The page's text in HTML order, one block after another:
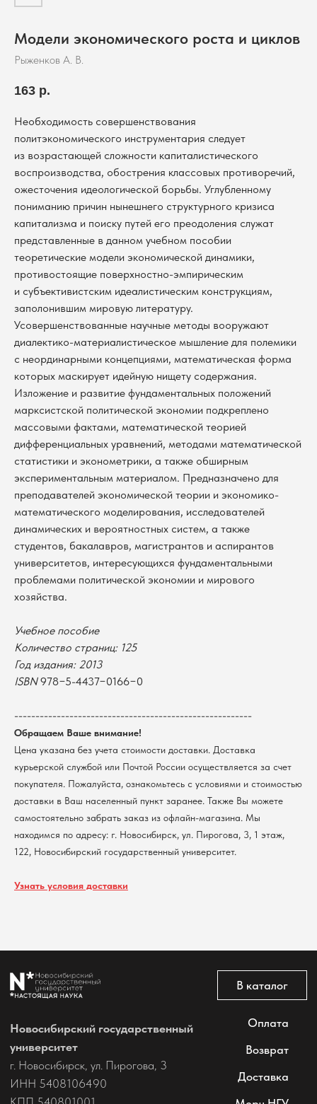
Модели экономического роста и циклов
Рыженков А. В.
163 р.
Необходимость совершенствования
политэкономического инструментария следует
из возрастающей сложности капиталистического
воспроизводства, обострения классовых противоречий,
ожесточения идеологической борьбы. Углубленному
пониманию причин нынешнего структурного кризиса
капитализма и поиску путей его преодоления служат
представленные в данном учебном пособии
теоретические модели экономической динамики,
противостоящие поверхностно-эмпирическим
и субъективистским идеалистическим конструкциям,
заполонившим мировую литературу.
Усовершенствованные научные методы вооружают
диалектико-материалистическое мышление для полемики
с неординарными концепциями, математическая форма
которых маскирует идейную нищету содержания.
Изложение и развитие фундаментальных положений
марксистской политической экономии подкреплено
массовыми фактами, математической теорией
дифференциальных уравнений, методами математической
статистики и эконометрики, а также обширным
экспериментальным материалом. Предназначено для
преподавателей экономической теории и экономико-
математического моделирования, исследователей
динамических и вероятностных систем, а также
студентов, бакалавров, магистрантов и аспирантов
университетов, интересующихся фундаментальными
проблемами политической экономии и мирового
хозяйства.
Учебное пособие
Количество страниц: 125
Год издания: 2013
ISBN978−5-4437−0166−0
--------------------------------------------------------
Обращаем Ваше внимание!
Цена указана без учета стоимости доставки. Доставка
курьерской службой или Почтой России осуществляется за счет
покупателя. Пожалуйста, ознакомьтесь с условиями и стоимостью
доставки в Ваш населенный пункт заранее. Также Вы можете
самостоятельно забрать заказ из офлайн-магазина. Мы
находимся по адресу: г. Новосибирск, ул. Пирогова, 3, 1 этаж,
122, Новосибирский государственный университет.
Узнать условия доставки
В каталог
@2026 Новосибирский государственный университет.
пользователей сайта
Новосибирский государственный
ИНН 5408106490
КПП 540801001